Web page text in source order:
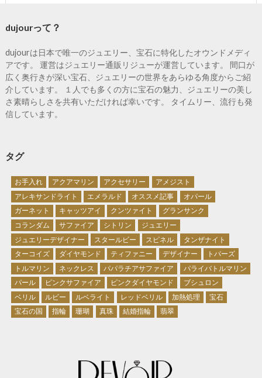
dujourって？
dujourは日本で唯一のジュエリー、宝石に特化したオウンドメディ
アです。 運営はジュエリー通販リジューが運営しています。 間口が
広く奥行きが深い宝石、ジュエリーの世界をあらゆる角度からご紹
介しています。 １人でも多くの方に宝石の魅力、ジュエリーの美し
さ素晴らしさを共有いただければ幸いです。 タイムリー、流行も発
信しています。
タグ
お手入れ アクアマリン アクセサリー
アメジスト
アレキサンドライト
エメラルド オススメ記事
オパール
ガーネット
キャッツアイ クンツァイト
グランサンク
コランダム
サファイア シトリン
ジュエリー
ジュエリーデザイナー
スタールビー スピネル
タンザナイト
ターコイズ
ダイヤモンド ティファニー デザイナー
トパーズ
トルマリン
ネックレス パパラチアサファイア
パライバトルマリン
パール
ピンクサファイア ピンクダイヤモンド
ブシュロン
ベリル
ルビー ルベライト レッドベリル 加熱処理
宝石
宝石の国
指輪 珊瑚 真珠 結婚指輪 翡翠